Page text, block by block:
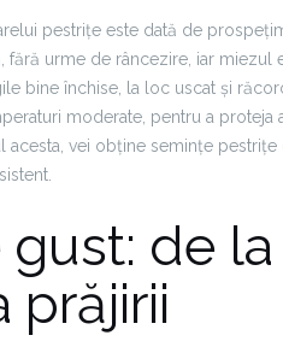
pestrițe este dată de
fără urme de râncezire, iar miezul
bine închise, la loc uscat și
moderate, pentru a proteja
acesta, vei obține semințe
gust: de
prăjirii